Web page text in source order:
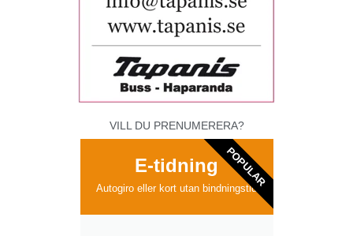
VILL DU PRENUMERERA?
E-tidning
Autogiro eller kort utan bindningstid
POPULAR